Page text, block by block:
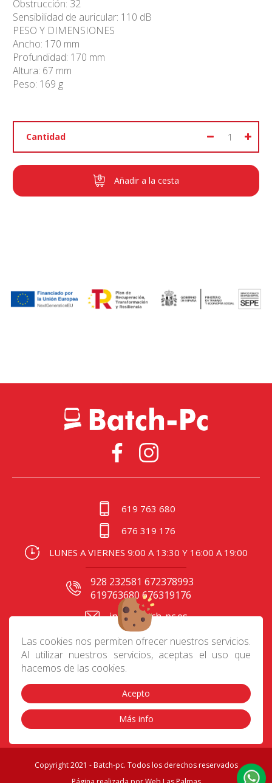
Las cookies nos permiten ofrecer nuestros servicios.
Al utilizar nuestros servicios, aceptas el uso que
hacemos de las cookies.
Acepto
Más info
Obstrucción: 32
Sensibilidad de auricular: 110 dB
PESO Y DIMENSIONES
Ancho: 170 mm
Profundidad: 170 mm
Altura: 67 mm
Peso: 169 g
Cantidad
Añadir a la cesta
619 763 680
676 319 176
LUNES A VIERNES 9:00 A 13:30 Y 16:00 A 19:00
928 232581 672378993
619763680 676319176
info@batch-pc.es
C/ Gral. Mas de Gaminde
24 35006, Las Palmas
Contacto Aviso Legal|Política de privacidad
|
Preguntas frecuentes|Envíos|Devoluciones|
Condiciones de compra
Copyright 2021 - Batch-pc. Todos los derechos reservados